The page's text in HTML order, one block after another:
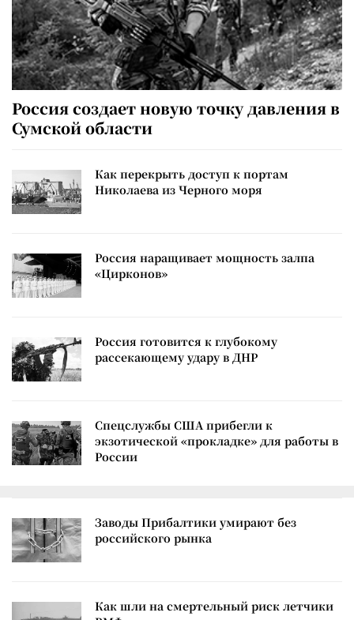
Россия создает новую точку давления в
Сумской области
Как перекрыть доступ к портам
Николаева из Черного моря
Россия наращивает мощность залпа
«Цирконов»
Россия готовится к глубокому
рассекающему удару в ДНР
Спецслужбы США прибегли к
экзотической «прокладке» для работы в
России
Заводы Прибалтики умирают без
российского рынка
Как шли на смертельный риск летчики